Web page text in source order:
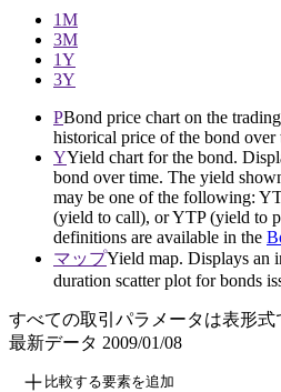
1M
3M
1Y
3Y
PBond price chart on the
historical price of the bond over
YYield chart for the bond.
bond over time. The yield
may be one of the following:
(yield to call), or YTP (yield to
definitions are available in the
マップYield map. Displays an
duration scatter plot for bonds
すべての取引パラメータは表形式
最新データ 2009/01/08
比較する要素を追加